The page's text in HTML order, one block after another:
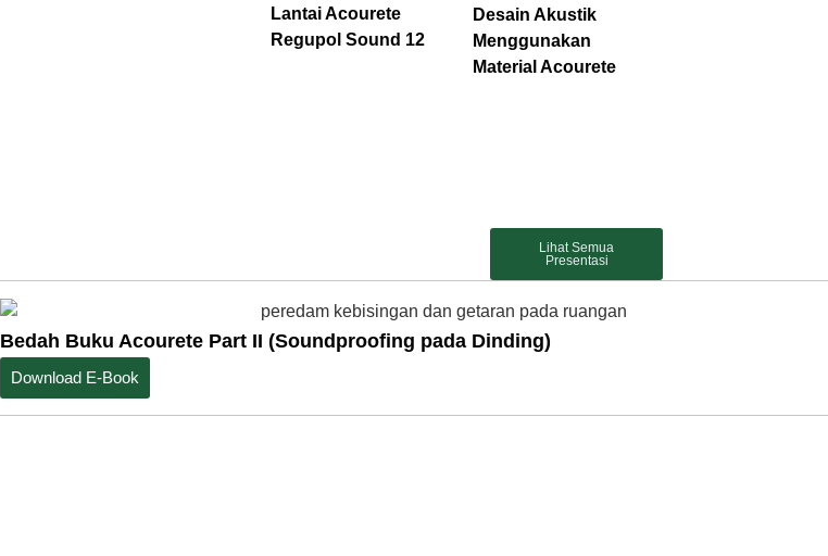
Lantai Acourete
Regupol Sound 12
Desain Akustik
Menggunakan
Material Acourete
Lihat Semua
Presentasi
Bedah Buku Acourete Part II (Soundproofing pada Dinding)
Download E-Book